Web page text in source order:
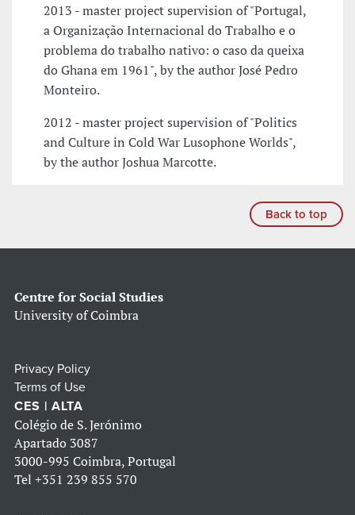
2013 - master project supervision of "Portugal,
a Organização Internacional do Trabalho e o
problema do trabalho nativo: o caso da queixa
do Ghana em 1961", by the author José Pedro
Monteiro.
2012 - master project supervision of "Politics
and Culture in Cold War Lusophone Worlds",
by the author Joshua Marcotte.
Back to top
Centre for Social Studies
University of Coimbra
Privacy Policy
Terms of Use
CES | ALTA
Colégio de S. Jerónimo
Apartado 3087
3000-995 Coimbra, Portugal
Tel +351 239 855 570